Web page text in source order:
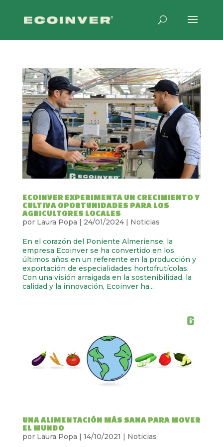
ECOINVER EXPERIMENTA UN CRECIMIENTO Y
CULTIVA OPORTUNIDADES PARA LOS
AGRICULTORES LOCALES
por Laura Popa | 24/01/2024| Noticias
En el corazón del Poniente Almeriense, la
empresa Ecoinver se ha convertido en los
últimos años en un referente en la producción y
exportación de especialidades hortofrutícolas.
Con una visión arraigada en la sostenibilidad, la
calidad y la innovación, Ecoinver ha...
UNA ALIMENTACIÓN MÁS SANA PARA MOVER
EL MUNDO
por Laura Popa | 14/10/2021 | Noticias